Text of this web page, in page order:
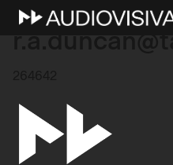
6 Marzo 2026